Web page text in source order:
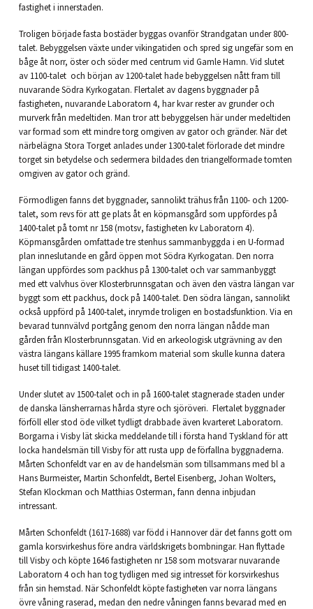
fastighet i innerstaden.
Troligen började fasta bostäder byggas ovanför Strandgatan under 800-
talet. Bebyggelsen växte under vikingatiden och spred sig ungefär som en
båge åt norr, öster och söder med centrum vid Gamle Hamn. Vid slutet
av 1100-talet och början av 1200-talet hade bebyggelsen nått fram till
nuvarande Södra Kyrkogatan. Flertalet av dagens byggnader på
fastigheten, nuvarande Laboratorn 4, har kvar rester av grunder och
murverk från medeltiden. Man tror att bebyggelsen här under medeltiden
var formad som ett mindre torg omgiven av gator och gränder. När det
närbelägna Stora Torget anlades under 1300-talet förlorade det mindre
torget sin betydelse och sedermera bildades den triangelformade tomten
omgiven av gator och gränd.
Förmodligen fanns det byggnader, sannolikt trähus från 1100- och 1200-
talet, som revs för att ge plats åt en köpmansgård som uppfördes på
1400-talet på tomt nr 158 (motsv, fastigheten kv Laboratorn 4).
Köpmansgården omfattade tre stenhus sammanbyggda i en U-formad
plan inneslutande en gård öppen mot Södra Kyrkogatan. Den norra
längan uppfördes som packhus på 1300-talet och var sammanbyggt
med ett valvhus över Klosterbrunnsgatan och även den västra längan var
byggt som ett packhus, dock på 1400-talet. Den södra längan, sannolikt
också uppförd på 1400-talet, inrymde troligen en bostadsfunktion. Via en
bevarad tunnvälvd portgång genom den norra längan nådde man
gården från Klosterbrunnsgatan. Vid en arkeologisk utgrävning av den
västra längans källare 1995 framkom material som skulle kunna datera
huset till tidigast 1400-talet.
Under slutet av 1500-talet och in på 1600-talet stagnerade staden under
de danska länsherrarnas hårda styre och sjöröveri. Flertalet byggnader
förföll eller stod öde vilket tydligt drabbade även kvarteret Laboratorn.
Borgarna i Visby lät skicka meddelande till i första hand Tyskland för att
locka handelsmän till Visby för att rusta upp de förfallna byggnaderna.
Mårten Schonfeldt var en av de handelsmän som tillsammans med bl a
Hans Burmeister, Martin Schonfeldt, Bertel Eisenberg, Johan Wolters,
Stefan Klockman och Matthias Osterman, fann denna inbjudan
intressant.
Mårten Schonfeldt (1617-1688) var född i Hannover där det fanns gott om
gamla korsvirkeshus före andra världskrigets bombningar. Han flyttade
till Visby och köpte 1646 fastigheten nr 158 som motsvarar nuvarande
Laboratorn 4 och han tog tydligen med sig intresset för korsvirkeshus
från sin hemstad. När Schonfeldt köpte fastigheten var norra längans
övre våning raserad, medan den nedre våningen fanns bevarad med en